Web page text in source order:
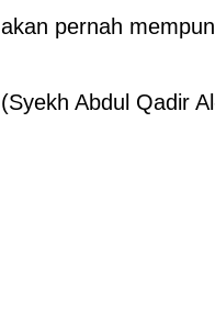
akan pernah
(Syekh Abdul Qadir